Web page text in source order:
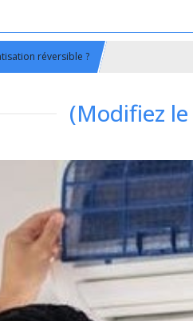
réversible ?
(Modifiez